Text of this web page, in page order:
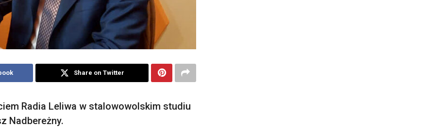
Share on Twitter
Radia Leliwa w stalowowolskim studiu
Nadbereżny.